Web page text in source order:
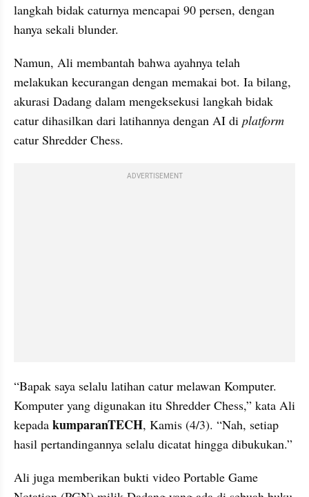
langkah bidak caturnya mencapai 90 persen, dengan
hanya sekali blunder.
Namun, Ali membantah bahwa ayahnya telah
melakukan kecurangan dengan memakai bot. Ia bilang,
akurasi Dadang dalam mengeksekusi langkah bidak
catur dihasilkan dari latihannya dengan AI di platform
catur Shredder Chess.
ADVERTISEMENT
“Bapak saya selalu latihan catur melawan Komputer.
Komputer yang digunakan itu Shredder Chess,” kata Ali
kepada kumparanTECH, Kamis (4/3). “Nah, setiap
hasil pertandingannya selalu dicatat hingga dibukukan.”
Ali juga memberikan bukti video Portable Game